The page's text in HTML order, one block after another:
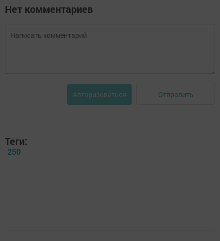
Нет комментариев
Авторизоваться Отправить
Теги:
250